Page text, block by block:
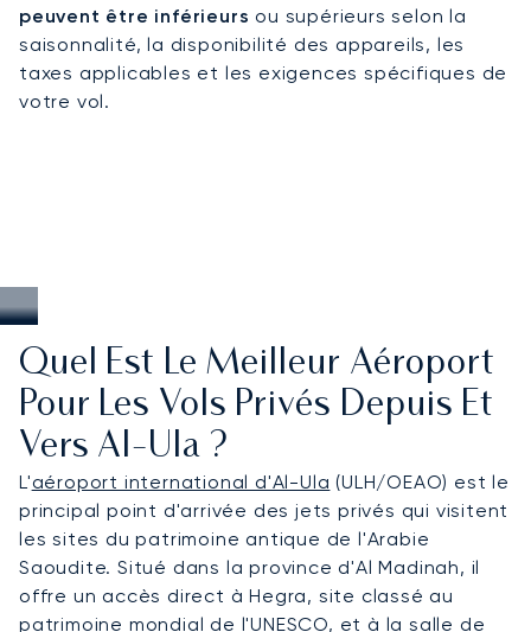
peuvent être inférieurs ou supérieurs selon la
saisonnalité, la disponibilité des appareils, les
taxes applicables et les exigences spécifiques de
votre vol.
Quel Est Le Meilleur Aéroport
Pour Les Vols Privés Depuis Et
Vers Al-Ula ?
L'aéroport international d'Al-Ula (ULH/OEAO) est le
principal point d'arrivée des jets privés qui visitent
les sites du patrimoine antique de l'Arabie
Saoudite. Situé dans la province d'Al Madinah, il
offre un accès direct à Hegra, site classé au
patrimoine mondial de l'UNESCO, et à la salle de